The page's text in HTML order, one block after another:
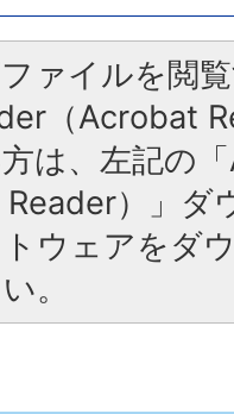
ァイルを閲
（Acrobat
は、左記の
）」ダ
ウェアをダ
。